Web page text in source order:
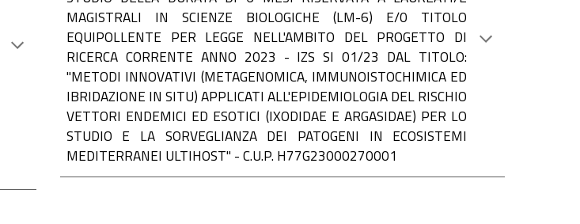
MAGISTRALI IN SCIENZE BIOLOGICHE (LM-6) E/0 TITOLO
EQUIPOLLENTE PER LEGGE NELL'AMBITO DEL PROGETTO DI
RICERCA CORRENTE ANNO 2023 - IZS SI 01/23 DAL TITOLO:
"METODI INNOVATIVI (METAGENOMICA, IMMUNOISTOCHIMICA ED
IBRIDAZIONE IN SITU) APPLICATI ALL'EPIDEMIOLOGIA DEL RISCHIO
VETTORI ENDEMICI ED ESOTICI (IXODIDAE E ARGASIDAE) PER LO
STUDIO E LA SORVEGLIANZA DEI PATOGENI IN ECOSISTEMI
MEDITERRANEI ULTIHOST" - C.U.P. H77G23000270001